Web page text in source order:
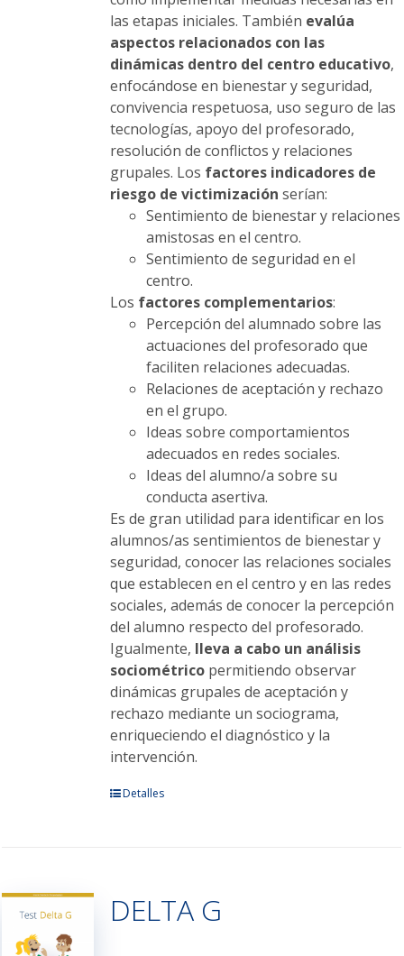
las etapas iniciales. También evalúa
aspectos relacionados con las
dinámicas dentro del centro educativo,
enfocándose en bienestar y seguridad,
convivencia respetuosa, uso seguro de las
tecnologías, apoyo del profesorado,
resolución de conflictos y relaciones
grupales. Los factores indicadores de
riesgo de victimización serían:
Sentimiento de bienestar y relaciones
amistosas en el centro.
Sentimiento de seguridad en el
centro.
Los factores complementarios:
Percepción del alumnado sobre las
actuaciones del profesorado que
faciliten relaciones adecuadas.
Relaciones de aceptación y rechazo
en el grupo.
Ideas sobre comportamientos
adecuados en redes sociales.
Ideas del alumno/a sobre su
conducta asertiva.
Es de gran utilidad para identificar en los
alumnos/as sentimientos de bienestar y
seguridad, conocer las relaciones sociales
que establecen en el centro y en las redes
sociales, además de conocer la percepción
del alumno respecto del profesorado.
Igualmente, lleva a cabo un análisis
sociométricopermitiendo observar
dinámicas grupales de aceptación y
rechazo mediante un sociograma,
enriqueciendo el diagnóstico y la
intervención.
Este
Las
opciones
Detalles
DELTA G